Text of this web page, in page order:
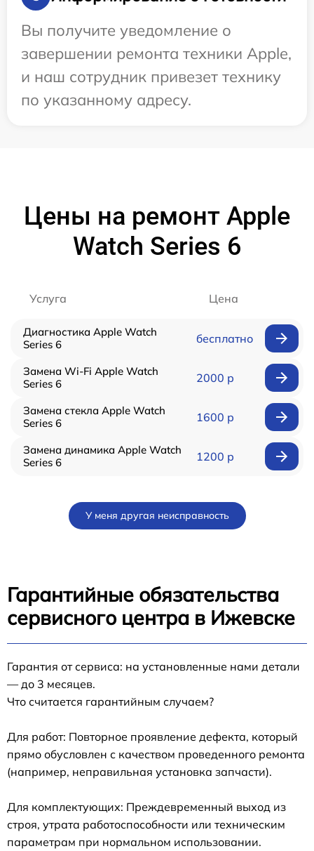
Вы получите уведомление о
завершении ремонта техники Apple,
и наш сотрудник привезет технику
по указанному адресу.
Цены на ремонт Apple
Watch Series 6
Услуга Цена
Диагностика Apple Watch
Series 6
бесплатно
Замена Wi-Fi Apple Watch
Series 6
2000 р
Замена стекла Apple Watch
Series 6
1600 р
Замена динамика Apple Watch
Series 6
1200 р
У меня другая неисправность
Гарантийные обязательства
сервисного центра в Ижевске
Гарантия от сервиса: на установленные нами детали
— до 3 месяцев.
Что считается гарантийным случаем?
Для работ: Повторное проявление дефекта, который
прямо обусловлен с качеством проведенного ремонта
(например, неправильная установка запчасти).
Для комплектующих: Преждевременный выход из
строя, утрата работоспособности или техническим
параметрам при нормальном использовании.